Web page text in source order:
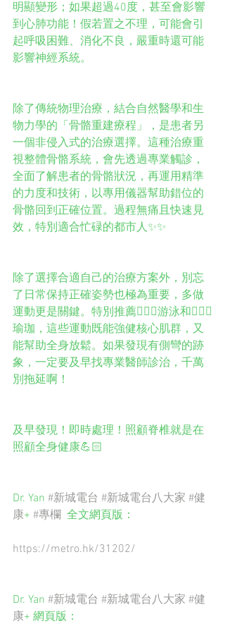
明顯變形；如果超過40度，甚至會影響
到心肺功能！假若置之不理，可能會引
起呼吸困難、消化不良，嚴重時還可能
影響神經系統。
除了傳統物理治療，結合自然醫學和生
物力學的「骨骼重建療程」，是患者另
一個非侵入式的治療選擇。這種治療重
視整體骨骼系統，會先透過專業觸診，
全面了解患者的骨骼狀況，再運用精準
的力度和技術，以專用儀器幫助錯位的
骨骼回到正確位置。過程無痛且快速見
效，特別適合忙碌的都市人✨✨
除了選擇合適自己的治療方案外，別忘
了日常保持正確姿勢也極為重要，多做
運動更是關鍵。特別推薦🏊🏻‍♀️游泳和🧘🏻‍♀️
瑜珈，這些運動既能強健核心肌群，又
能幫助全身放鬆。如果發現有側彎的跡
象，一定要及早找專業醫師診治，千萬
別拖延啊！
及早發現！即時處理！照顧脊椎就是在
照顧全身健康💪🏻
Dr. Yan #新城電台 #新城電台八大家 #健
康+ #專欄 全文網頁版：
https://metro.hk/31202/
Dr. Yan #新城電台 #新城電台八大家 #健
康+ 網頁版：